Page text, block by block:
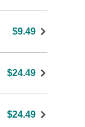
$9.49
$24.49
$24.49